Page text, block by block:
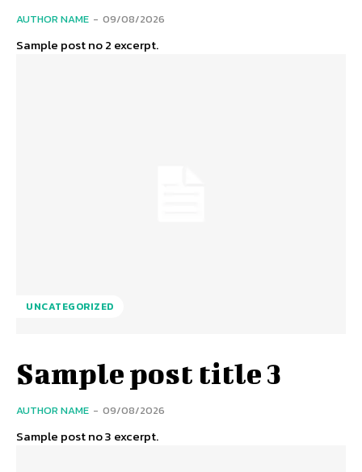
AUTHOR NAME - 09/08/2026
Sample post no 2 excerpt.
UNCATEGORIZED
Sample post title 3
AUTHOR NAME - 09/08/2026
Sample post no 3 excerpt.